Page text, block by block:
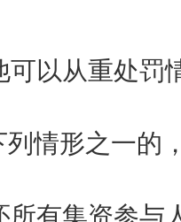
以从重处罚
形之一的
有集资参与